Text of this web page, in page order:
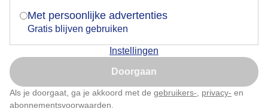
Met persoonlijke advertenties
Gratis blijven gebruiken
Instellingen
Doorgaan
Als je doorgaat, ga je akkoord met de gebruikers- privacy- en
abonnementsvoorwaarden
Door: Anne-Marie van Iersel
Nu niet, misschien later
Klik hierom dit aan te passen